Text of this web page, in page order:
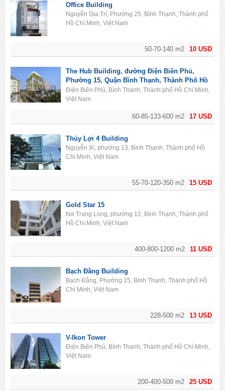
10 USD
50-70-140 m2
Office Building
Nguyễn Gia Trí, Phường 25, Bình Thạnh, Thành phố
Hồ Chí Minh, Việt Nam
17 USD
60-85-133-600 m2
The Hub Building, đường Điện Biên Phủ,
Phường 15, Quận Bình Thạnh, Thành Phố Hồ
Chí Minh
Điện Biên Phủ, Bình Thạnh, Thành phố Hồ Chí Minh,
Việt Nam
15 USD
55-70-120-350 m2
Thủy Lợi 4 Building
Nguyễn Xí, phường 13, Bình Thạnh, Thành phố Hồ
Chí Minh, Việt Nam
11 USD
400-800-1200 m2
Gold Star 15
Nơ Trang Long, phường 12, Bình Thạnh, Thành phố
Hồ Chí Minh, Việt Nam
13 USD
228-500 m2
Bạch Đằng Building
Bạch Đằng, Phường 15, Bình Thạnh, Thành phố Hồ
Chí Minh, Việt Nam
25 USD
200-400-500 m2
V-Ikon Tower
Điện Biên Phủ, Bình Thạnh, Thành phố Hồ Chí Minh,
Việt Nam